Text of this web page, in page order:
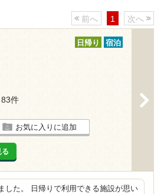
前へ 1 次へ
日帰り 宿泊
件
お気に入りに追加
した。 日帰りで利用できる施設が思い